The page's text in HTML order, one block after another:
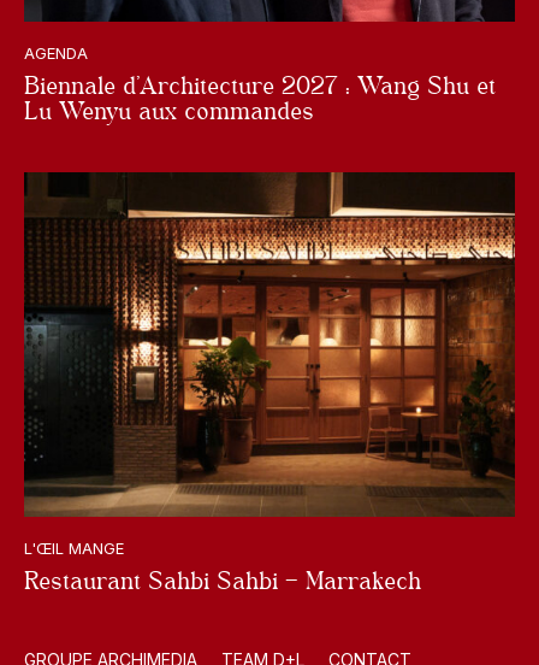
AGENDA
Biennale d’Architecture 2027 : Wang Shu et
Lu Wenyu aux commandes
L'ŒIL MANGE
Restaurant Sahbi Sahbi – Marrakech
GROUPE ARCHIMEDIA TEAM D+L CONTACT